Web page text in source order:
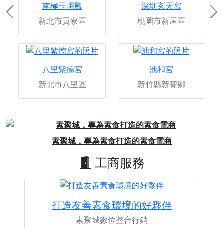
南極玉明殿
新北市貢寮區
深圳玄天宮
桃園市新屋區
八里紫德宮
新北市八里區
池和宮
新竹縣新豐鄉
Previous
素聚城，專為素食打造的素食電商
Previous
工商服務
打造友善素食環境的好夥伴
素聚城數位整合行銷